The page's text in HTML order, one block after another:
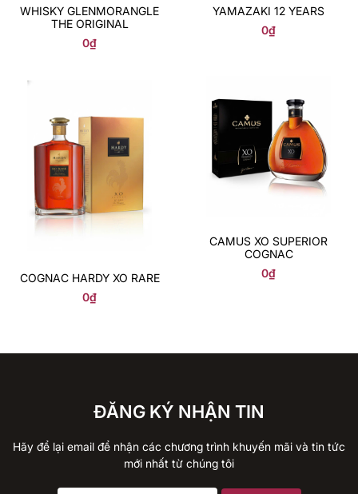
WHISKY GLENMORANGLE
THE ORIGINAL
0₫
YAMAZAKI 12 YEARS
0₫
COGNAC HARDY XO RARE
0₫
CAMUS XO SUPERIOR
COGNAC
0₫
ĐĂNG KÝ NHẬN TIN
Hãy để lại email để nhận các chương trình khuyến mãi và tin tức
mới nhất từ chúng tôi